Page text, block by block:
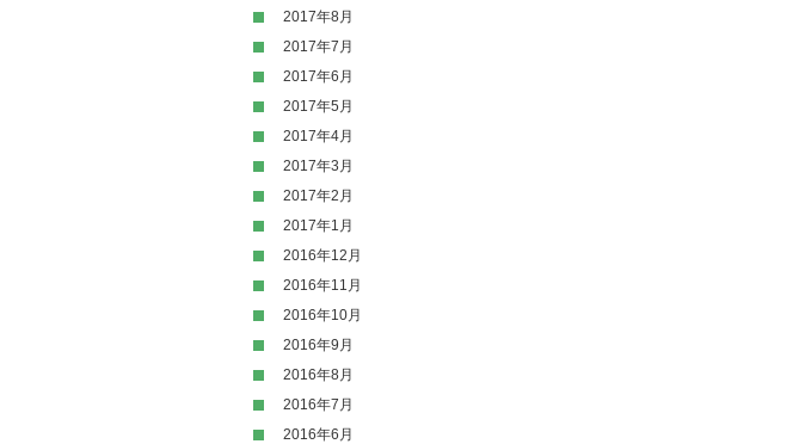
2017年8月
2017年7月
2017年6月
2017年5月
2017年4月
2017年3月
2017年2月
2017年1月
2016年12月
2016年11月
2016年10月
2016年9月
2016年8月
2016年7月
2016年6月